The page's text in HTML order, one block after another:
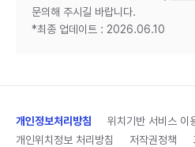
문의해 주시길 바랍니다.
*최종 업데이트 : 2026.06.10
개인정보처리방침
위치기반 서비스 이
개인위치정보 처리방침
저작권정책